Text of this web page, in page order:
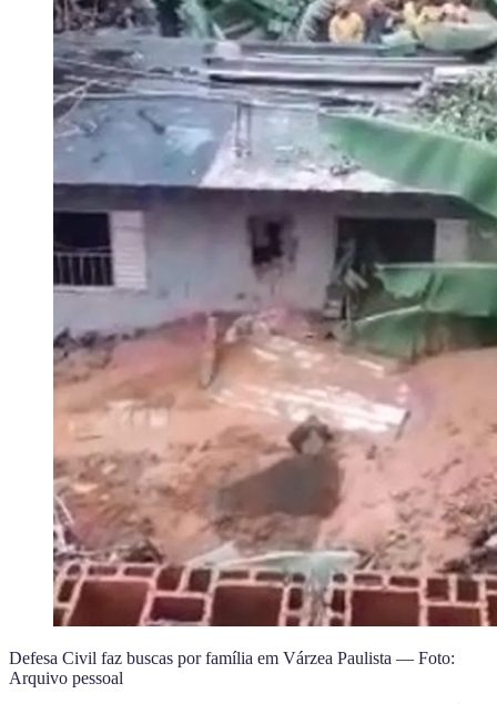
Defesa Civil faz buscas por família em Várzea Paulista — Foto:
Arquivo pessoal